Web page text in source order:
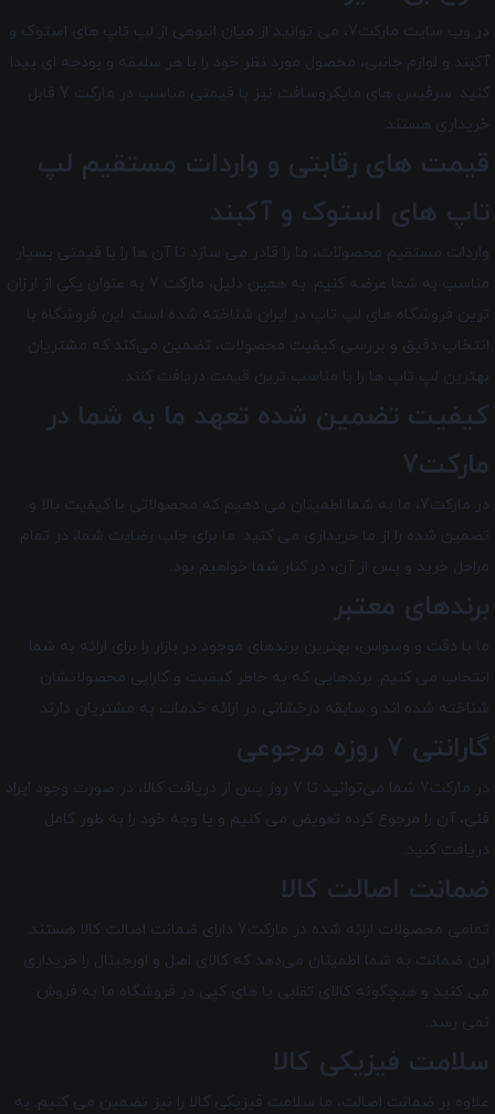
در وب سایت مارکت7، می توانید از میان انبوهی از لپ تاپ های استوک و
آکبند و لوازم جانبی، محصول مورد نظر خود را با هر سلیقه و بودجه ای پیدا
کنید. سرفیس های مایکروسافت نیز با قیمتی مناسب در مارکت 7 قابل
خریداری هستند.
قیمت های رقابتی و واردات مستقیم لپ
تاپ های استوک و آکبند
واردات مستقیم محصولات، ما را قادر می سازد تا آن ها را با قیمتی بسیار
مناسب به شما عرضه کنیم. به همین دلیل، مارکت 7 به عنوان یکی از ارزان
ترین فروشگاه های لپ تاپ در ایران شناخته شده است. این فروشگاه با
انتخاب دقیق و بررسی کیفیت محصولات، تضمین می‌کند که مشتریان
بهترین لپ تاپ ها را با مناسب ترین قیمت دریافت کنند.
کیفیت تضمین شده تعهد ما به شما در
مارکت7
در مارکت7 ، ما به شما اطمینان می دهیم که محصولاتی با کیفیت بالا و
تضمین شده را از ما خریداری می کنید. ما برای جلب رضایت شما، در تمام
مراحل خرید و پس از آن، در کنار شما خواهیم بود.
برندهای معتبر
ما با دقت و وسواس، بهترین برندهای موجود در بازار را برای ارائه به شما
انتخاب می کنیم. برندهایی که به خاطر کیفیت و کارایی محصولاتشان
شناخته شده اند و سابقه درخشانی در ارائه خدمات به مشتریان دارند.
گارانتی 7 روزه مرجوعی
در مارکت7 شما می‌توانید تا 7 روز پس از دریافت کالا، در صورت وجود ایراد
فنی، آن را مرجوع کرده تعویض می کنیم و یا وجه خود را به طور کامل
دریافت کنید.
ضمانت اصالت کالا
تمامی محصولات ارائه شده در مارکت7
دارای ضمانت اصالت کالا هستند.
این ضمانت به شما اطمینان می‌دهد که کالای اصل و اورجینال را خریداری
می کنید و هیچگونه کالای تقلبی یا های کپی در فروشگاه ما به فروش
نمی رسد.
سلامت فیزیکی کالا
علاوه بر ضمانت اصالت، ما سلامت فیزیکی کالا را نیز تضمین می‌ کنیم. به